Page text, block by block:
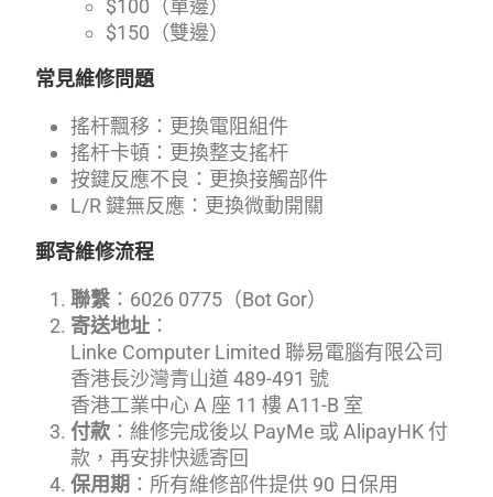
$100（單邊）
$150（雙邊）
常見維修問題
搖杆飄移：更換電阻組件
搖杆卡頓：更換整支搖杆
按鍵反應不良：更換接觸部件
L/R 鍵無反應：更換微動開關
郵寄維修流程
聯繫 ：6026 0775（Bot Gor）
寄送地址 ：
Linke Computer Limited 聯易電腦有限公司
香港長沙灣青山道 489-491 號
香港工業中心 A 座 11 樓 A11-B 室
付款 ：維修完成後以 PayMe 或 AlipayHK 付
款，再安排快遞寄回
保用期 ：所有維修部件提供 90 日保用